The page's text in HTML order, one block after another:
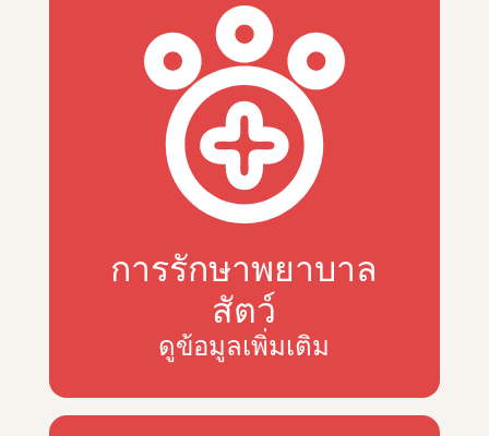
การรักษาพยาบาล
สัตว์
ดูข้อมูลเพิ่มเติม